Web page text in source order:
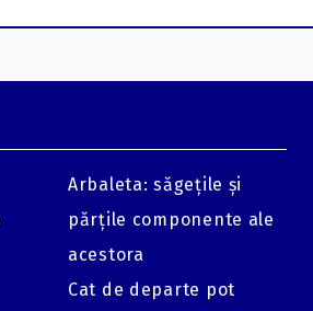
Arbaleta: săgețile și
părțile componente ale
acestora
Cat de departe pot